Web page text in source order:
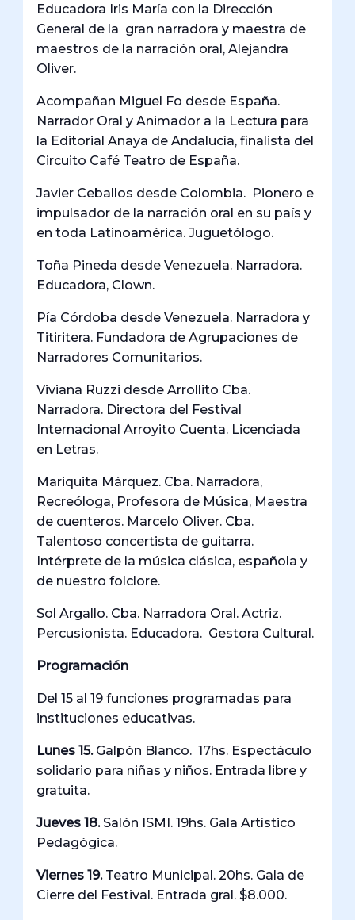
Educadora Iris María con la Dirección
General de la gran narradora y maestra de
maestros de la narración oral, Alejandra
Oliver.
Acompañan Miguel Fo desde España.
Narrador Oral y Animador a la Lectura para
la Editorial Anaya de Andalucía, finalista del
Circuito Café Teatro de España.
Javier Ceballos desde Colombia. Pionero e
impulsador de la narración oral en su país y
en toda Latinoamérica. Juguetólogo.
Toña Pineda desde Venezuela. Narradora.
Educadora, Clown.
Pía Córdoba desde Venezuela. Narradora y
Titiritera. Fundadora de Agrupaciones de
Narradores Comunitarios.
Viviana Ruzzi desde Arrollito Cba.
Narradora. Directora del Festival
Internacional Arroyito Cuenta. Licenciada
en Letras.
Mariquita Márquez. Cba. Narradora,
Recreóloga, Profesora de Música, Maestra
de cuenteros. Marcelo Oliver. Cba.
Talentoso concertista de guitarra.
Intérprete de la música clásica, española y
de nuestro folclore.
Sol Argallo. Cba. Narradora Oral. Actriz.
Percusionista. Educadora. Gestora Cultural.
Programación
Del 15 al 19 funciones programadas para
instituciones educativas.
Lunes 15.Galpón Blanco. 17hs. Espectáculo
solidario para niñas y niños. Entrada libre y
gratuita.
Jueves 18.Salón ISMI. 19hs. Gala Artístico
Pedagógica.
Viernes 19.Teatro Municipal. 20hs. Gala de
Cierre del Festival. Entrada gral. $8.000.